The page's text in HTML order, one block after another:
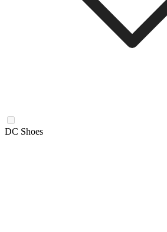
DC Shoes